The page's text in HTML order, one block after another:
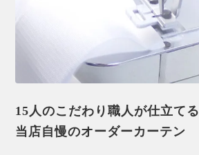
15人のこだわり職人が仕立てる
当店自慢のオーダーカーテン